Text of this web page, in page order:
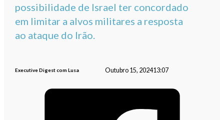
possibilidade de Israel ter concordado
em limitar a alvos militares a resposta
ao ataque do Irão.
Executive Digest com Lusa Outubro 15, 202413:07